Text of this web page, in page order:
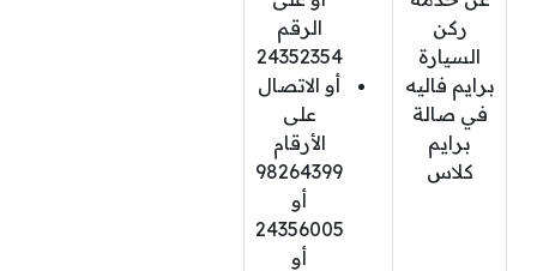
ركن
السيارة
برايم فاليه
في صالة
برايم
كلاس
الرقم
24352354
أو الاتصال
على
الأرقام
98264399
أو
24356005
أو